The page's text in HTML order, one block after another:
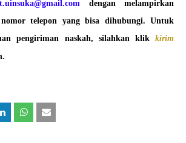
dengan melampirkan
telepon yang bisa dihubungi. Untuk
pengiriman naskah, silahkan klik kirim